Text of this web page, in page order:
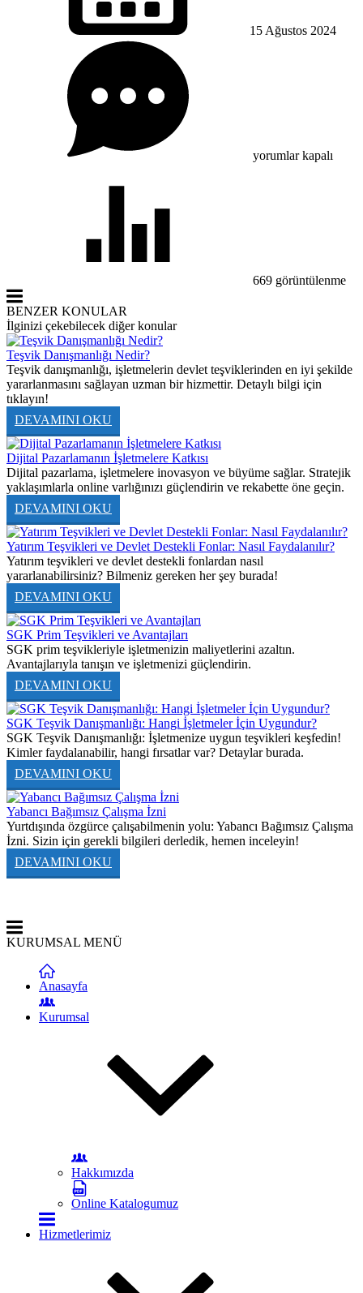
15 Ağustos 2024
Edin
yorumlar kapalı
669 görüntülenme
BENZER KONULAR
İlginizi çekebilecek diğer konular
Teşvik Danışmanlığı Nedir?
Teşvik danışmanlığı, işletmelerin devlet teşviklerinden en iyi şekilde
yararlanmasını sağlayan uzman bir hizmettir. Detaylı bilgi için
tıklayın!
DEVAMINI OKU
Dijital Pazarlamanın İşletmelere Katkısı
Dijital pazarlama, işletmelere inovasyon ve büyüme sağlar. Stratejik
yaklaşımlarla online varlığınızı güçlendirin ve rekabette öne geçin.
DEVAMINI OKU
Yatırım Teşvikleri ve Devlet Destekli Fonlar: Nasıl Faydalanılır?
Yatırım teşvikleri ve devlet destekli fonlardan nasıl
yararlanabilirsiniz? Bilmeniz gereken her şey burada!
DEVAMINI OKU
SGK Prim Teşvikleri ve Avantajları
SGK prim teşvikleriyle işletmenizin maliyetlerini azaltın.
Avantajlarıyla tanışın ve işletmenizi güçlendirin.
DEVAMINI OKU
SGK Teşvik Danışmanlığı: Hangi İşletmeler İçin Uygundur?
SGK Teşvik Danışmanlığı: İşletmenize uygun teşvikleri keşfedin!
Kimler faydalanabilir, hangi fırsatlar var? Detaylar burada.
DEVAMINI OKU
Yabancı Bağımsız Çalışma İzni
Yurtdışında özgürce çalışabilmenin yolu: Yabancı Bağımsız Çalışma
İzni. Sizin için gerekli bilgileri derledik, hemen inceleyin!
DEVAMINI OKU
KURUMSAL MENÜ
Anasayfa
Kurumsal
Hakkımızda
Online Katalogumuz
Hizmetlerimiz